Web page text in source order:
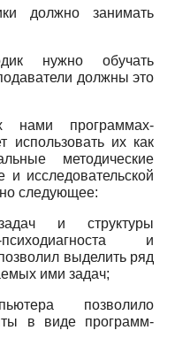
должно занимать
нужно обучать
должны это
нами программах-
использовать их как
методические
и исследовательской
следующее:
и структуры
психодиагноста и
выделить ряд
ими задач;
позволило
в виде программ-